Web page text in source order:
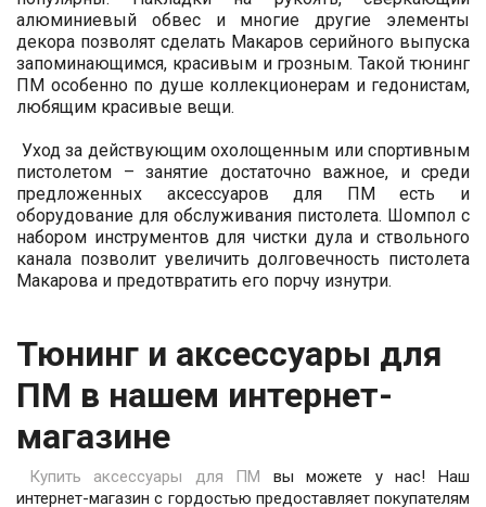
алюминиевый обвес и многие другие элементы
декора позволят сделать Макаров серийного выпуска
запоминающимся, красивым и грозным. Такой тюнинг
ПМ особенно по душе коллекционерам и гедонистам,
любящим красивые вещи.
Уход за действующим охолощенным или спортивным
пистолетом – занятие достаточно важное, и среди
предложенных аксессуаров для ПМ есть и
оборудование для обслуживания пистолета. Шомпол с
набором инструментов для чистки дула и ствольного
канала позволит увеличить долговечность пистолета
Макарова и предотвратить его порчу изнутри.
Тюнинг и аксессуары для
ПМ в нашем интернет-
магазине
Купить аксессуары для ПМ
вы можете у нас! Наш
интернет-магазин с гордостью предоставляет покупателям